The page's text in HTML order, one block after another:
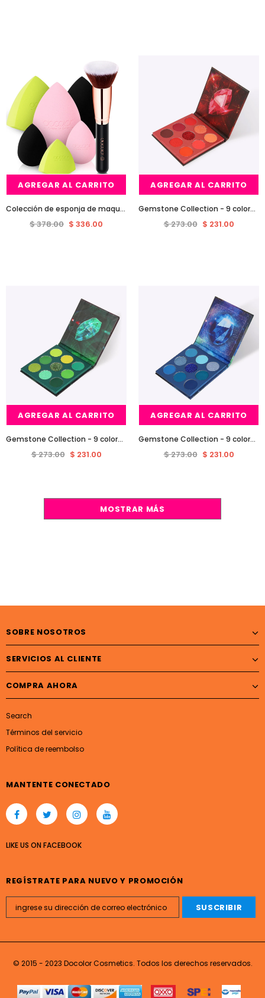
AGREGAR AL CARRITO
Colección de esponja de maquillaje de neón - 6 piezas con cepillo de base plana
$ 378.00 $ 336.00
AGREGAR AL CARRITO
Gemstone Collection - 9 colores paletas de sombras (REALITY)-Serie ROJO
$ 273.00 $ 231.00
AGREGAR AL CARRITO
Gemstone Collection - 9 colores paletas de sombras (TIME)-Serie VERDE
$ 273.00 $ 231.00
AGREGAR AL CARRITO
Gemstone Collection - 9 colores paletas de sombras (SPACE)-Serie AZUL
$ 273.00 $ 231.00
MOSTRAR MÁS
SOBRE NOSOTROS
SERVICIOS AL CLIENTE
COMPRA AHORA
Search
Términos del servicio
Política de reembolso
MANTENTE CONECTADO
LIKE US ONFACEBOOK
REGÍSTRATE PARA NUEVO Y PROMOCIÓN
© 2015 - 2023 Docolor Cosmetics. Todos los derechos reservados.